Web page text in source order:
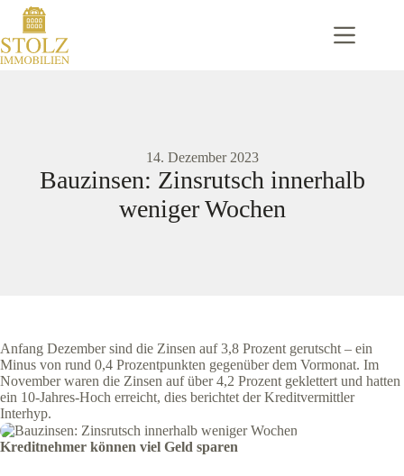
Zum
Inhalt
springen
14. Dezember 2023
Bauzinsen: Zinsrutsch innerhalb
weniger Wochen
Anfang Dezember sind die Zinsen auf 3,8 Prozent gerutscht – ein
Minus von rund 0,4 Prozentpunkten gegenüber dem Vormonat. Im
November waren die Zinsen auf über 4,2 Prozent geklettert und hatten
ein 10-Jahres-Hoch erreicht, dies berichtet der Kreditvermittler
Interhyp.
Kreditnehmer können viel Geld sparen